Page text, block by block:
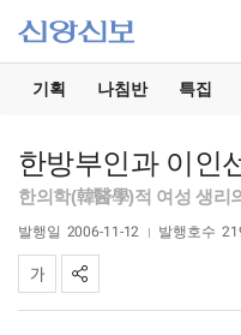
기획 나침반 특집
한방부인과 이인
한의학(韓醫學)적 여성 생리
발행일 2006-11-12 발행호수